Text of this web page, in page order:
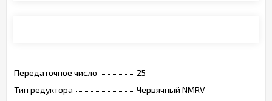
Передаточное число
25
Тип редуктора
Червячный NMRV